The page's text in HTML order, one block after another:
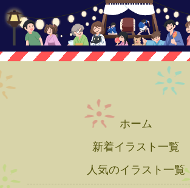
ホーム
新着イラスト一覧
人気のイラスト一覧